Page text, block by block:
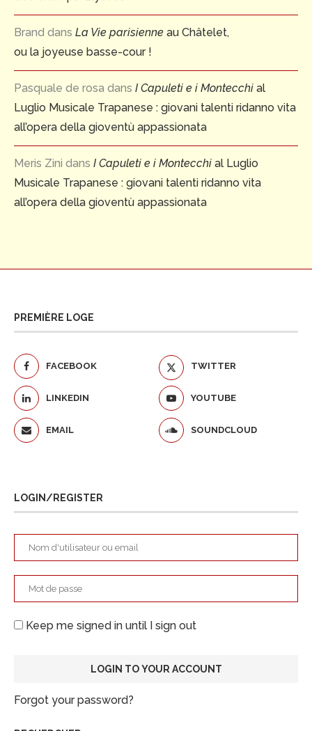
Brand dans La Vie parisienne au Châtelet,
ou la joyeuse basse-cour !
Pasquale de rosa dans I Capuleti e i Montecchi al
Luglio Musicale Trapanese : giovani talenti ridanno vita
all’opera della gioventù appassionata
Meris Zini dans I Capuleti e i Montecchi al Luglio
Musicale Trapanese : giovani talenti ridanno vita
all’opera della gioventù appassionata
PREMIÈRE LOGE
FACEBOOK TWITTER
LINKEDIN YOUTUBE
EMAIL SOUNDCLOUD
LOGIN/REGISTER
Keep me signed in until I sign out
Forgot your password?